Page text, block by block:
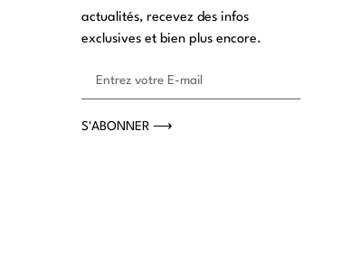
actualités, recevez des infos
exclusives et bien plus encore.
S'ABONNER ⟶